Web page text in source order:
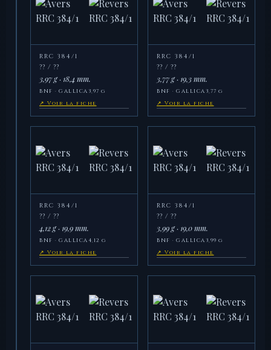
RRC 384/1
?? / ??
3,97 g · 18,4 mm.
BNF · GALLICA 3,97 g
↗ Voir la fiche
RRC 384/1
?? / ??
3,77 g · 19,3 mm.
BNF · GALLICA 3,77 g
↗ Voir la fiche
RRC 384/1
?? / ??
4,12 g · 19,9 mm.
BNF · GALLICA 4,12 g
↗ Voir la fiche
RRC 384/1
?? / ??
3,99 g · 19,0 mm.
BNF · GALLICA 3,99 g
↗ Voir la fiche